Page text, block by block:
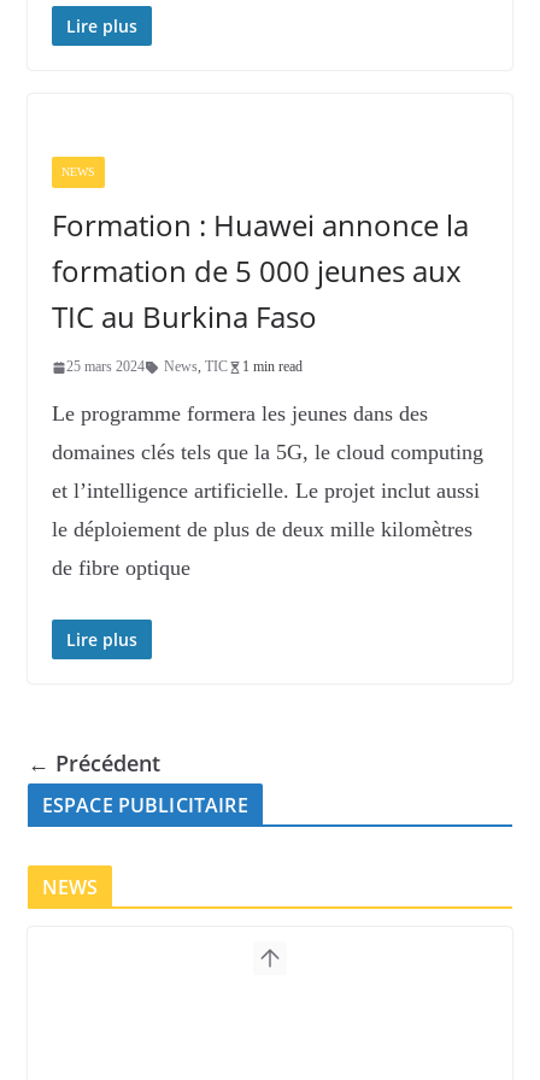
Lire plus
NEWS
Formation : Huawei annonce la
formation de 5 000 jeunes aux
TIC au Burkina Faso
25 mars 2024 News, TIC 1 min read
Le programme formera les jeunes dans des
domaines clés tels que la 5G, le cloud computing
et l’intelligence artificielle. Le projet inclut aussi
le déploiement de plus de deux mille kilomètres
de fibre optique
Lire plus
← Précédent
ESPACE PUBLICITAIRE
NEWS